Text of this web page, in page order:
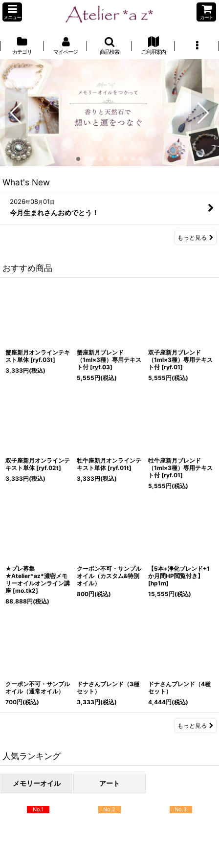
メニュー カート
カテゴリ マイページ 商品検索 ご利用案内
What's New
2026年08月01日
今月生まれさんおめでとう！
もっと見る
おすすめ商品
蟹座新月オンラインテキ
スト単体 [ryf.03t]
3,333円(税込)
蟹座新月ブレンド
（1ml×3種）専用テキス
ト付 [ryf.03]
5,555円(税込)
双子座新月ブレンド
（1ml×3種）専用テキス
ト付 [ryf.01]
5,555円(税込)
双子座新月オンラインテ
キスト単体 [ryf.02t]
3,333円(税込)
牡牛座新月オンラインテ
キスト単体 [ryf.01t]
3,333円(税込)
牡牛座新月ブレンド
（1ml×3種）専用テキス
ト付 [ryf.01]
5,555円(税込)
★プレ募集
★Atelier*az*濃密メモ
リーオイルオンライン講
座 [mo.tk2]
88,888円(税込)
クーポン不可・サンプル
オイル（カスタム&特別
オイル）
800円(税込)
【5本+浄化ブレンド+1
か月間HP閲覧付き】
[hp1m]
15,555円(税込)
クーポン不可・サンプル
オイル（通常オイル）
700円(税込)
ドナさんブレンド（3種
セット）
3,333円(税込)
ドナさんブレンド（4種
セット）
4,444円(税込)
もっと見る
人気ランキング
メモリーオイル アート
No.1 No.2 No.3